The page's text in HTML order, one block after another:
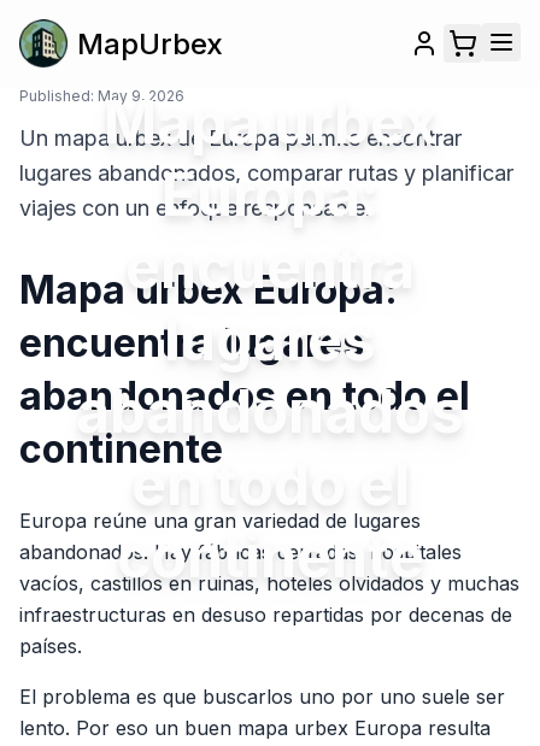
MapUrbex
Mapa urbex
Europa:
encuentra
lugares
abandonados
en todo el
continente
Published: May 9, 2026
Un mapa urbex de Europa permite encontrar
lugares abandonados, comparar rutas y planificar
viajes con un enfoque responsable.
Mapa urbex Europa:
encuentra lugares
abandonados en todo el
continente
Europa reúne una gran variedad de lugares
abandonados. Hay fábricas cerradas, hospitales
vacíos, castillos en ruinas, hoteles olvidados y muchas
infraestructuras en desuso repartidas por decenas de
países.
El problema es que buscarlos uno por uno suele ser
lento. Por eso un buen mapa urbex Europa resulta